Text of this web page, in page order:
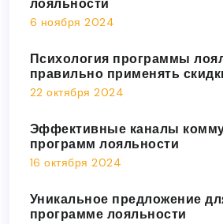
6 ноября 2024
Психология программы
правильно применять
22 октября 2024
Эффективные каналы
программ лояльности
16 октября 2024
Уникальное предложение
программе лояльности